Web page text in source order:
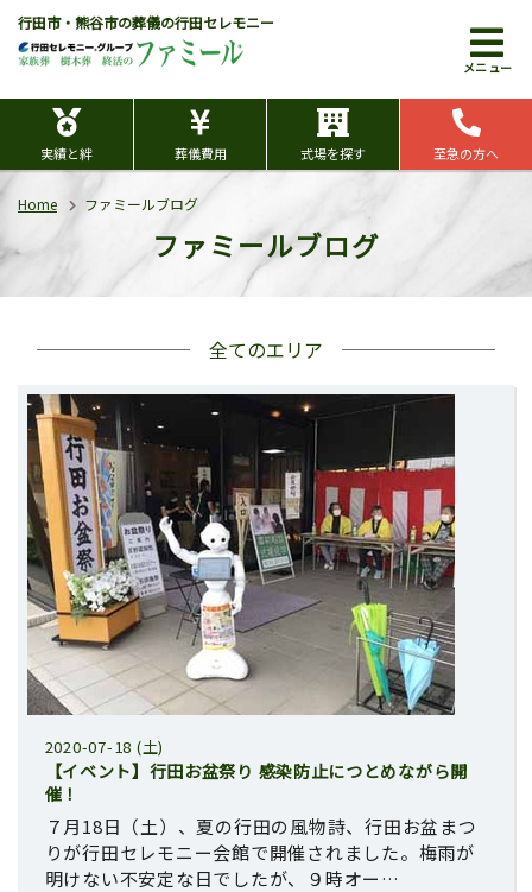
行田市・熊谷市の葬儀の行田セレモニー
メニュー
実績と絆 葬儀費用 式場を探す 至急の方へ
Home ファミールブログ
ファミールブログ
全てのエリア
2020-07-18 (土)
【イベント】行田お盆祭り 感染防止につとめながら開
催！
７月18日（土）、夏の行田の風物詩、行田お盆まつ
りが行田セレモニー会館で開催されました。梅雨が
明けない不安定な日でしたが、９時オー…